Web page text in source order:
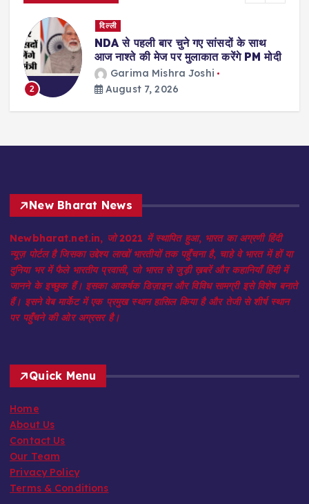
2
दिल्ली
NDA से पहली बार चुने गए सांसदों के साथ
आज नाश्ते की मेज पर मुलाकात करेंगे PM मोदी
Garima Mishra Joshi
August 7, 2026
New Bharat News
Newbharat.net.in, जो 2021 में स्थापित हुआ, भारत का अग्रणी हिंदी
न्यूज़ पोर्टल है जिसका उद्देश्य लाखों भारतीयों तक पहुँचना है, चाहे वे भारत में हों या
दुनिया भर में फैले भारतीय प्रवासी, जो भारत से जुड़ी ख़बरें और कहानियाँ हिंदी में
जानने के इच्छुक हैं। इसका आकर्षक डिज़ाइन और विविध सामग्री इसे विशेष बनाते
हैं। इसने वेब मार्केट में एक प्रमुख स्थान हासिल किया है और तेजी से शीर्ष स्थान
पर पहुँचने की ओर अग्रसर है।
Quick Menu
Home
About Us
Contact Us
Our Team
Privacy Policy
Terms & Conditions